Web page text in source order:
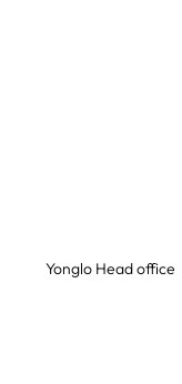
Yonglo Head office